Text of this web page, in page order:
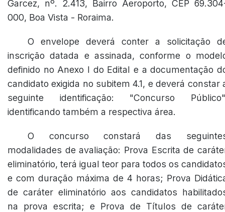
Garcez, nº. 2.413, Bairro Aeroporto, CEP
000, Boa Vista - Roraima.
O envelope deverá conter a solicitação
inscrição datada e assinada, conforme o
definido no Anexo I do Edital e a documentação
candidato exigida no subitem 4.1, e deverá constar
seguinte identificação: "Concurso
identificando também a respectiva área.
O concurso constará das
modalidades de avaliação: Prova Escrita de
eliminatório, terá igual teor para todos os
e com duração máxima de 4 horas; Prova
de caráter eliminatório aos candidatos
na prova escrita; e Prova de Títulos de